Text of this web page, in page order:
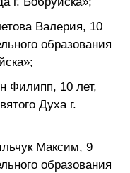
Валерия, 10
образования
Филипп, 10 лет,
Духа г.
Максим, 9
образования